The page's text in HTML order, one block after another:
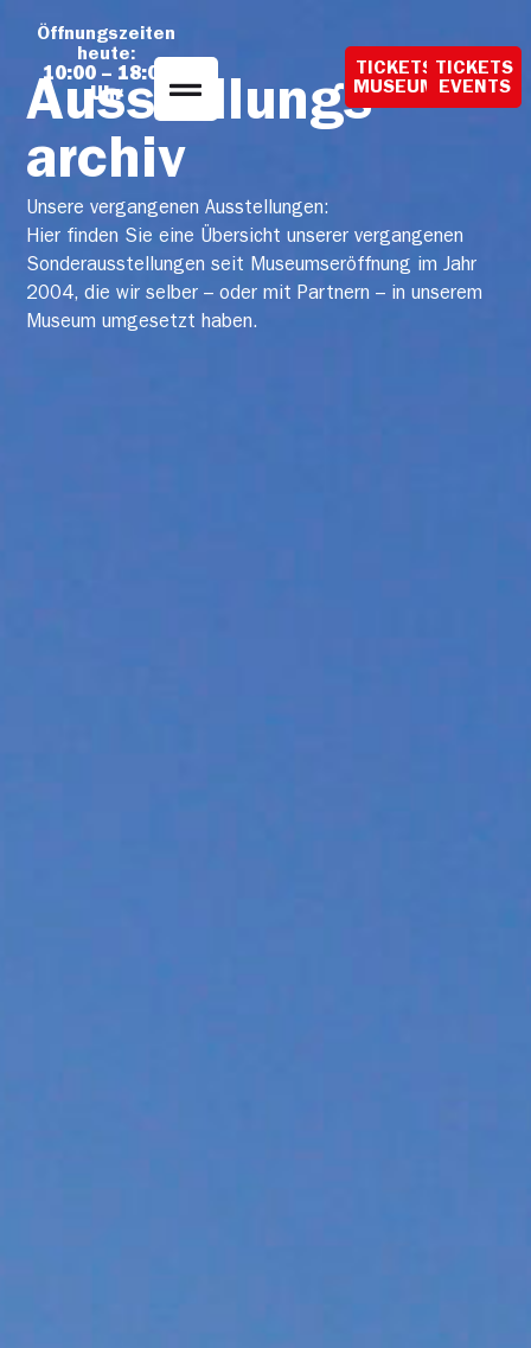
Öffnungszeiten
heute:
10:00 – 18:00
Uhr
TICKETS
MUSEUM
TICKETS
EVENTS
Ausstellungs­
archiv
Unsere vergangenen Ausstellungen:
Hier finden Sie eine Übersicht unserer vergangenen
Sonderausstellungen seit Museumseröffnung im Jahr
2004, die wir selber – oder mit Partnern – in unserem
Museum umgesetzt haben.